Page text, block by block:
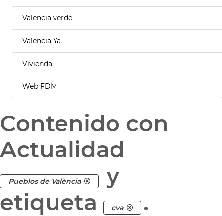
Valencia verde
Valencia Ya
Vivienda
Web FDM
Contenido con
Actualidad
Pueblos de València
y
etiqueta
cva .